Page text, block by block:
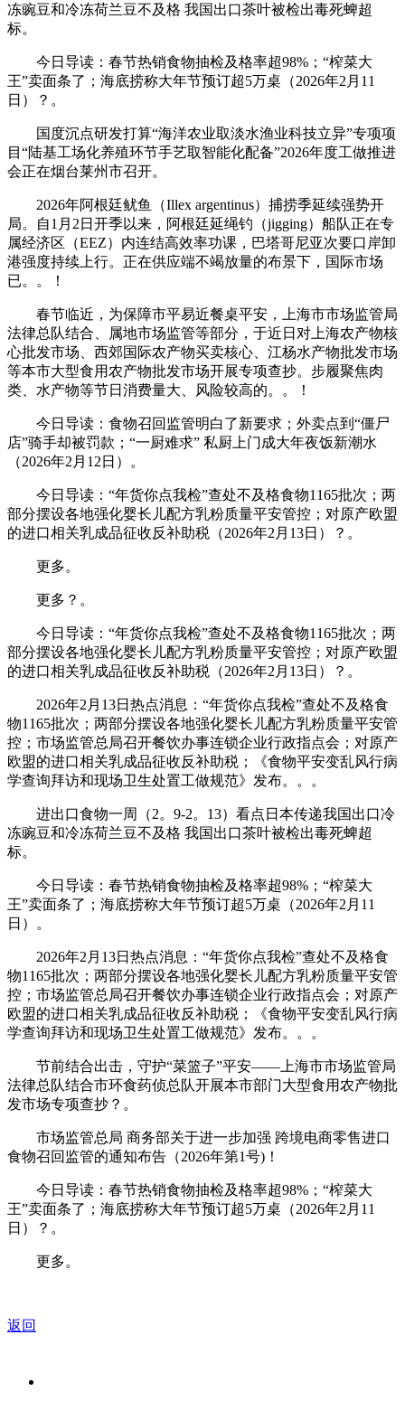
冻豌豆和冷冻荷兰豆不及格 我国出口茶叶被检出毒死蜱超
标。
今日导读：春节热销食物抽检及格率超98%；“榨菜大
王”卖面条了；海底捞称大年节预订超5万桌（2026年2月11
日）？。
国度沉点研发打算“海洋农业取淡水渔业科技立异”专项项
目“陆基工场化养殖环节手艺取智能化配备”2026年度工做推进
会正在烟台莱州市召开。
2026年阿根廷鱿鱼（Illex argentinus）捕捞季延续强势开
局。自1月2日开季以来，阿根廷延绳钓（jigging）船队正在专
属经济区（EEZ）内连结高效率功课，巴塔哥尼亚次要口岸卸
港强度持续上行。正在供应端不竭放量的布景下，国际市场
已。。！
春节临近，为保障市平易近餐桌平安，上海市市场监管局
法律总队结合、属地市场监管等部分，于近日对上海农产物核
心批发市场、西郊国际农产物买卖核心、江杨水产物批发市场
等本市大型食用农产物批发市场开展专项查抄。步履聚焦肉
类、水产物等节日消费量大、风险较高的。。！
今日导读：食物召回监管明白了新要求；外卖点到“僵尸
店”骑手却被罚款；“一厨难求” 私厨上门成大年夜饭新潮水
（2026年2月12日）。
今日导读：“年货你点我检”查处不及格食物1165批次；两
部分摆设各地强化婴长儿配方乳粉质量平安管控；对原产欧盟
的进口相关乳成品征收反补助税（2026年2月13日）？。
更多。
更多？。
今日导读：“年货你点我检”查处不及格食物1165批次；两
部分摆设各地强化婴长儿配方乳粉质量平安管控；对原产欧盟
的进口相关乳成品征收反补助税（2026年2月13日）？。
2026年2月13日热点消息：“年货你点我检”查处不及格食
物1165批次；两部分摆设各地强化婴长儿配方乳粉质量平安管
控；市场监管总局召开餐饮办事连锁企业行政指点会；对原产
欧盟的进口相关乳成品征收反补助税；《食物平安变乱风行病
学查询拜访和现场卫生处置工做规范》发布。。。
进出口食物一周（2。9-2。13）看点日本传递我国出口冷
冻豌豆和冷冻荷兰豆不及格 我国出口茶叶被检出毒死蜱超
标。
今日导读：春节热销食物抽检及格率超98%；“榨菜大
王”卖面条了；海底捞称大年节预订超5万桌（2026年2月11
日）。
2026年2月13日热点消息：“年货你点我检”查处不及格食
物1165批次；两部分摆设各地强化婴长儿配方乳粉质量平安管
控；市场监管总局召开餐饮办事连锁企业行政指点会；对原产
欧盟的进口相关乳成品征收反补助税；《食物平安变乱风行病
学查询拜访和现场卫生处置工做规范》发布。。。
节前结合出击，守护“菜篮子”平安——上海市市场监管局
法律总队结合市环食药侦总队开展本市部门大型食用农产物批
发市场专项查抄？。
市场监管总局 商务部关于进一步加强 跨境电商零售进口
食物召回监管的通知布告（2026年第1号)！
今日导读：春节热销食物抽检及格率超98%；“榨菜大
王”卖面条了；海底捞称大年节预订超5万桌（2026年2月11
日）？。
更多。
返回